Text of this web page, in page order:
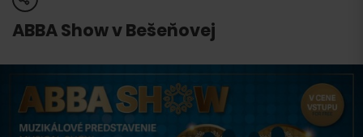
ABBA Show v Bešeňovej